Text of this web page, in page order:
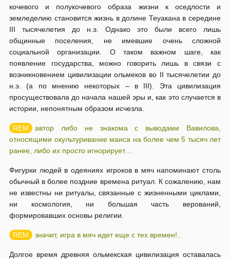
кочевого и полукочевого образа жизни к оседлости и
земледелию становится жизнь в долине Теуакана в середине
III тысячелетия до н.э. Однако это были всего лишь
общинные поселения, не имевшие очень сложной
социальной организации. О таком важном шаге, как
появление государства, можно говорить лишь в связи с
возникновением цивилизации ольмеков во II тысячелетии до
н.э. (а по мнению некоторых – в III). Эта цивилизация
просуществовала до начала нашей эры и, как это случается в
истории, непонятным образом исчезла.
автор либо не знакома с выводами Вавилова,
относящими окультуривание маиса на более чем 5 тысяч лет
ранее, либо их просто игнорирует…
Фигурки людей в одеяниях игроков в мяч напоминают столь
обычный в более поздние времена ритуал. К сожалению, нам
не известны ни ритуалы, связанные с жизненными циклами,
ни космология, ни большая часть верований,
формировавших основы религии.
значит, игра в мяч идет еще с тех времен!..
Долгое время древняя ольмекская цивилизация оставалась